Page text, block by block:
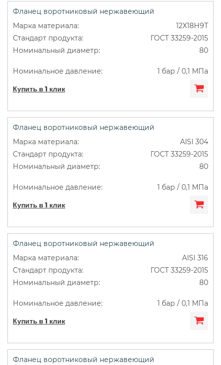
Фланец воротниковый нержавеющий
12Х18Н9Т
ГОСТ 33259-2015
80
1 бар / 0,1 МПа
Купить в 1 клик
Фланец воротниковый нержавеющий
AISI 304
ГОСТ 33259-2015
80
1 бар / 0,1 МПа
Купить в 1 клик
Фланец воротниковый нержавеющий
AISI 316
ГОСТ 33259-2015
80
1 бар / 0,1 МПа
Купить в 1 клик
Фланец воротниковый нержавеющий